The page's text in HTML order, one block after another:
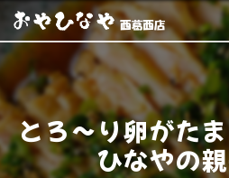
とろ～り卵がた
ひなやの